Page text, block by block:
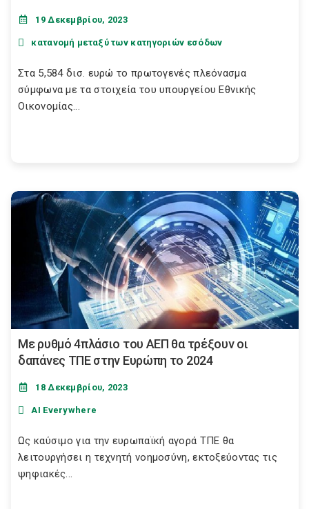
19 Δεκεμβρίου, 2023
κατανομή μεταξύ των κατηγοριών εσόδων
Στα 5,584 δισ. ευρώ το πρωτογενές πλεόνασμα
σύμφωνα με τα στοιχεία του υπουργείου Εθνικής
Οικονομίας...
Με ρυθμό 4πλάσιο του ΑΕΠ θα τρέξουν οι
δαπάνες ΤΠΕ στην Ευρώπη το 2024
18 Δεκεμβρίου, 2023
AI Everywhere
Ως καύσιμο για την ευρωπαϊκή αγορά ΤΠΕ θα
λειτουργήσει η τεχνητή νοημοσύνη, εκτοξεύοντας τις
ψηφιακές...